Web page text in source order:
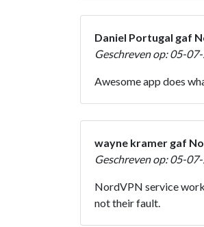
Daniel Portugal gaf
Geschreven op: 05-
Awesome app does
wayne kramer gaf
Geschreven op: 05-
NordVPN service
not their fault.